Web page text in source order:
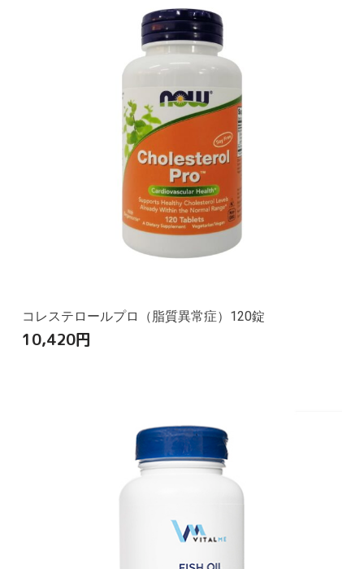
コレステロールプロ（脂質異常症）120錠
10,420円